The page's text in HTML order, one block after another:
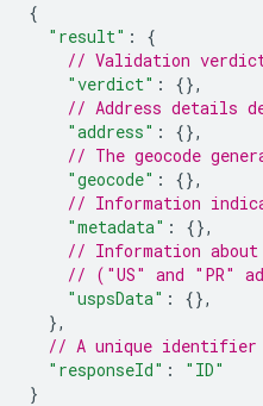
{
"result" :
{
// Validation
"verdict" :
{},
// Address details
"address" :
{},
// The geocode
"geocode" :
{},
// Information
"metadata" :
{},
// Information about
// ("US" and "PR"
"uspsData" :
{},
},
// A unique identifier
"responseId" :
"ID"
}